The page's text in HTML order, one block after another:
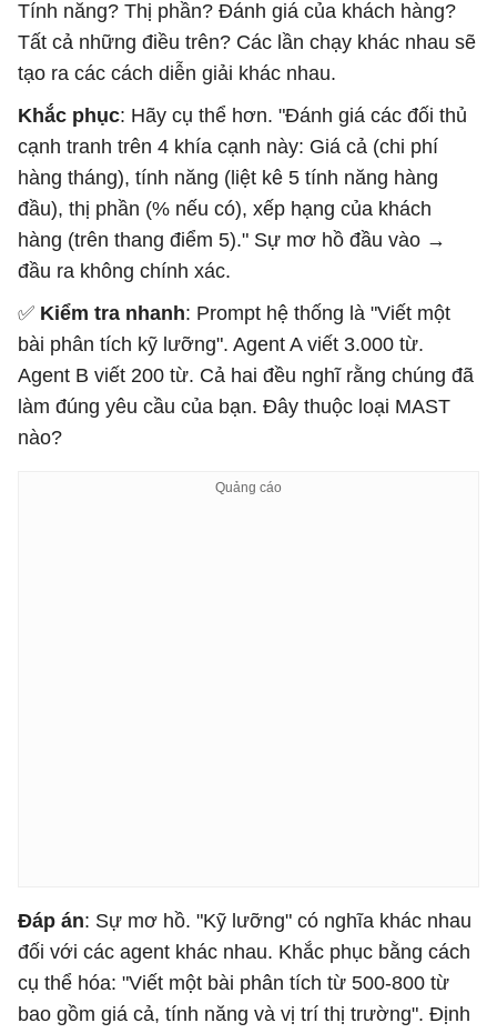
Tính năng? Thị phần? Đánh giá của khách hàng?
Tất cả những điều trên? Các lần chạy khác nhau sẽ
tạo ra các cách diễn giải khác nhau.
Khắc phục: Hãy cụ thể hơn. "Đánh giá các đối thủ
cạnh tranh trên 4 khía cạnh này: Giá cả (chi phí
hàng tháng), tính năng (liệt kê 5 tính năng hàng
đầu), thị phần (% nếu có), xếp hạng của khách
hàng (trên thang điểm 5)." Sự mơ hồ đầu vào →
đầu ra không chính xác.
✅ Kiểm tra nhanh: Prompt hệ thống là "Viết một
bài phân tích kỹ lưỡng". Agent A viết 3.000 từ.
Agent B viết 200 từ. Cả hai đều nghĩ rằng chúng đã
làm đúng yêu cầu của bạn. Đây thuộc loại MAST
nào?
Đáp án: Sự mơ hồ. "Kỹ lưỡng" có nghĩa khác nhau
đối với các agent khác nhau. Khắc phục bằng cách
cụ thể hóa: "Viết một bài phân tích từ 500-800 từ
bao gồm giá cả, tính năng và vị trí thị trường". Định